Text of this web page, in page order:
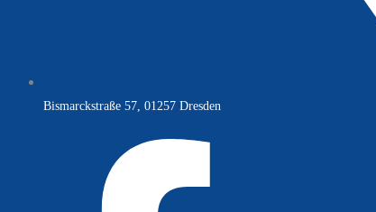
Bismarckstraße 57, 01257 Dresden